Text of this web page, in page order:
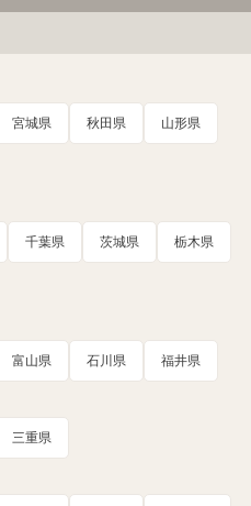
宮城県 秋田県 山形県
千葉県 茨城県 栃木県
富山県 石川県 福井県
三重県